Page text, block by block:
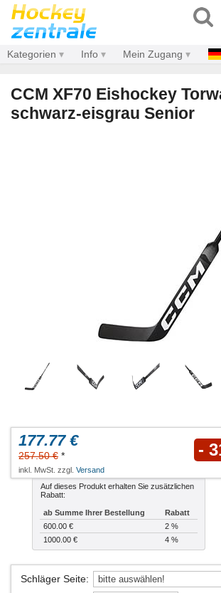
Kategorien Info Mein Zugang
CCM XF70 Eishockey
schwarz-eisgrau Senior
177.77 €
257.50 € * -
inkl. MwSt. zzgl. Versand
Auf dieses Produkt erhalten Sie zusätzlichen
Rabatt:
ab Summe Ihrer Bestellung
Rabatt
600.00 €
2 %
1000.00 €
4 %
Schläger Seite: